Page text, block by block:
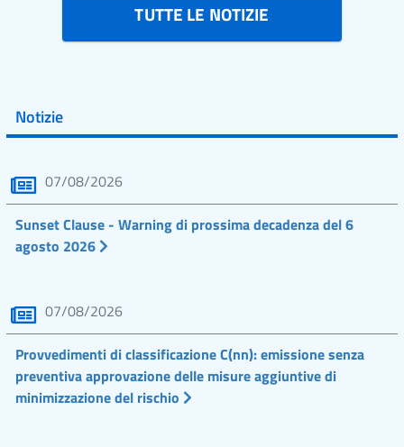
TUTTE LE NOTIZIE
Notizie
07/08/2026
Sunset Clause - Warning di prossima decadenza del 6
agosto 2026
07/08/2026
Provvedimenti di classificazione C(nn): emissione senza
preventiva approvazione delle misure aggiuntive di
minimizzazione del rischio